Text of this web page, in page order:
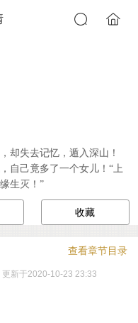
却失去记忆，遁入深山！
自己竟多了一个女儿！“上
生灭！”
收藏
查看章节目录
更新于2020-10-23 23:33